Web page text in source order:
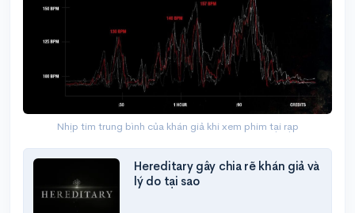
Nhịp tim trung bình của khán giả khi xem phim tại rạp
Hereditary gây chia rẽ khán giả và
lý do tại sao